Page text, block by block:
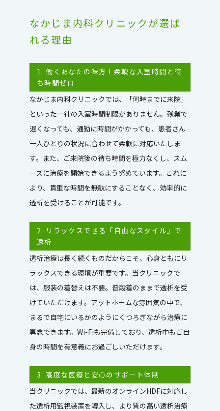
なかじま内科クリニックが選ば
れる理由
1. 働くあなたの味方！柔軟な入室時間と待
ち時間ゼロ
なかじま内科クリニックでは、「何時までに来院」
といった一律の入室時間制限がありません。残業で
遅くなっても、通勤に時間がかかっても、患者さん
一人ひとりの状況に合わせて柔軟に対応いたしま
す。また、ご来院後の待ち時間を極力なくし、スム
ーズに治療を開始できるよう努めています。これに
より、貴重な時間を無駄にすることなく、効率的に
透析を受けることが可能です。
2. リラックスできる「自由なスタイル」で
透析
透析治療は長く続くものだからこそ、心身ともにリ
ラックスできる環境が重要です。当クリニックで
は、服装の着替えは不要。普段着のままで透析を受
けていただけます。アットホームな雰囲気の中で、
まるで自宅にいるかのようにくつろぎながら治療に
専念できます。Wi-Fiも完備しており、透析中もご自
身の時間を有意義にお過ごしいただけます。
3. 高度な医療と安心のサポート体制
当クリニックでは、最新のオンラインHDFに対応し
た透析用監視装置を導入し、より質の高い透析治療